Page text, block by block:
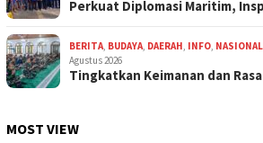
Perkuat Diplomasi Maritim,
BERITA, BUDAYA, DAERAH, INFO, NASIONAL
Agustus 2026
Tingkatkan Keimanan dan
MOST VIEW